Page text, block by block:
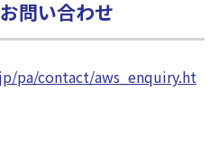
問い合わせ
pa/contact/aws_enquiry.ht